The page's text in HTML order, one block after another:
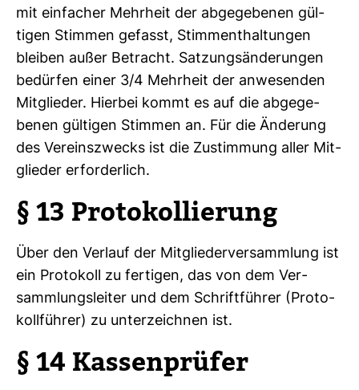
mit ein­fa­cher Mehr­heit der abge­ge­benen gül­
tigen Stimmen gefasst, Stimm­ent­hal­tungen
bleiben außer Betracht. Sat­zungs­än­de­rungen
bedürfen einer 3/4 Mehr­heit der anwe­senden
Mit­glieder. Hierbei kommt es auf die abge­ge­
benen gül­tigen Stimmen an. Für die Ände­rung
des Ver­eins­zwecks ist die Zustim­mung aller Mit­
glieder erfor­der­lich.
§ 13 Pro­to­kol­lie­rung
Über den Ver­lauf der Mit­glie­der­ver­samm­lung ist
ein Pro­to­koll zu fer­tigen, das von dem Ver­
samm­lungs­leiter und dem Schrift­führer (Pro­to­
koll­führer) zu unter­zeichnen ist.
§ 14 Kas­sen­prüfer